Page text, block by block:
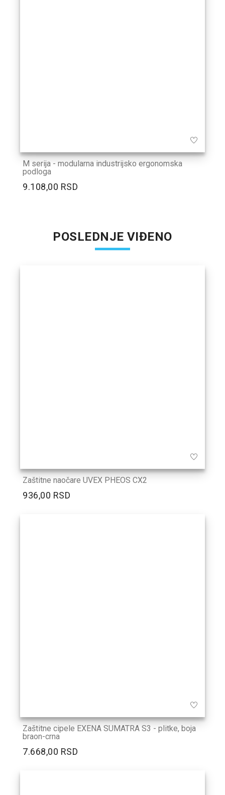
M serija - modularna industrijsko ergonomska
podloga
9.108,00 RSD
POSLEDNJE VIĐENO
Zaštitne naočare UVEX PHEOS CX2
936,00 RSD
Zaštitne cipele EXENA SUMATRA S3 - plitke, boja
braon-crna
7.668,00 RSD